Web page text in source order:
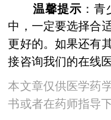
温馨提示 ：
中，一定要选择合
更好的。如果还有
接咨询我们的在线医
本文章仅供医学药
书或者在药师指导